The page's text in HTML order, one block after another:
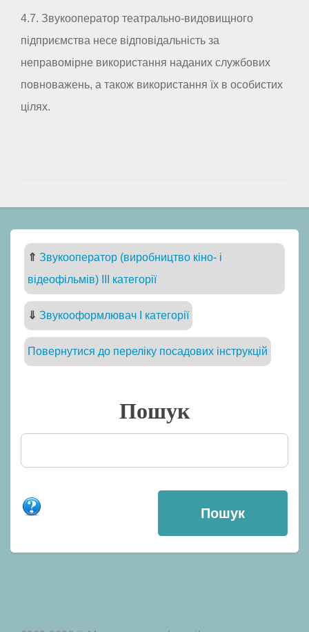
4.7. Звукооператор театрально-видовищного
підприємства несе відповідальність за
неправомірне використання наданих службових
повноважень, а також використання їх в особистих
цілях.
⇑ Звукооператор (виробництво кіно- і
відеофільмів) III категорії
⇓ Звукооформлювач I категорії
Повернутися до переліку посадових інструкцій
Пошук